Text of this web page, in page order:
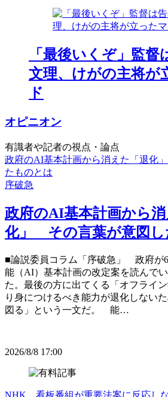
「最後いくぞ」監
文理、けがの主将が
ド
オピニオン
有識者や記者の視点・論点
政府のAI基本計画から消えた「退化
たものとは
序破急
政府のAI基本計画から
化」 その言葉が意図し
■論説委員コラム「序破急」 政府が
能（AI）基本計画の改定案を読んで
た。最後の方に出てくる「オフライ
り身につけるべき能力が退化しない
図る」という一文だ。 能…
2026/8/8 17:00
NHK、看板番組が重要法案に反応し